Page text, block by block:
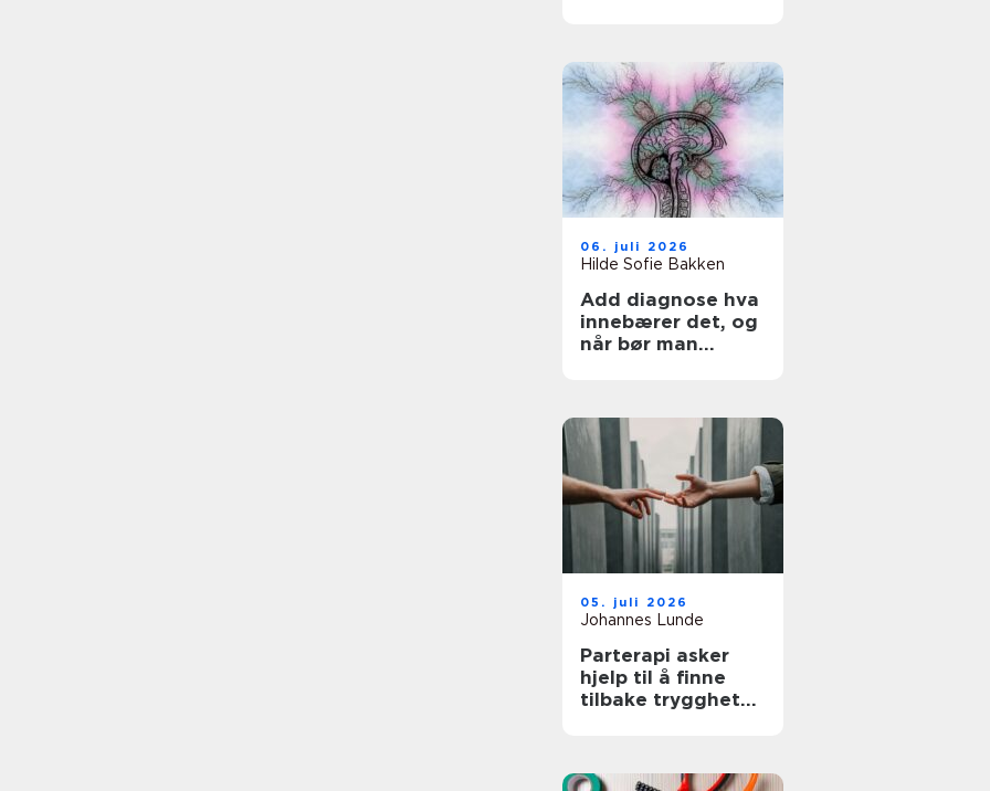
06. juli 2026
Hilde Sofie Bakken
Add diagnose hva
innebærer det, og
når bør man
05. juli 2026
Johannes Lunde
Parterapi asker
hjelp til å finne
tilbake trygghet